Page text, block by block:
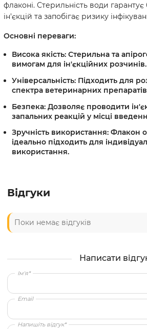
флаконі. Стерильність води
ін'єкцій та запобігає ризику
Основні переваги:
Висока якість: Стерильна та
вимогам для ін'єкційних розчинів.
Універсальність: Підходить для
спектра ветеринарних
Безпека: Дозволяє проводити
запальних реакцій у місці
Зручність використання: Флакон
ідеально підходить для
використання.
Відгуки
Поки немає відгуків
Написати
Ім'я*
Email
Напишіть відгук*